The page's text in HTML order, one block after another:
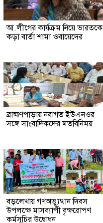
আ.লীগের কার্যক্রম নিয়ে ভারতকে
কড়া বার্তা শামা ওবায়েদের
ব্রাহ্মণপাড়ায় নবাগত ইউএনওর
সঙ্গে সাংবাদিকদের মতবিনিময়
বড়লেখায় গণঅভ্যুত্থান দিবস
উপলক্ষে মাসব্যাপী বৃক্ষরোপণ
কর্মসূচির উদ্বোধন